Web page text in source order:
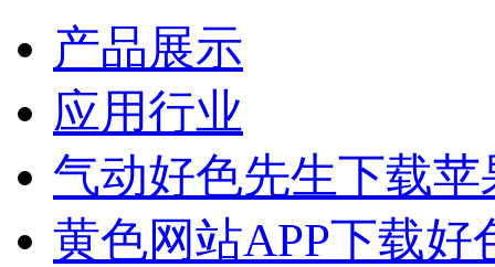
产品展示
应用行业
气动好色先生下载
黄色网站APP下载好